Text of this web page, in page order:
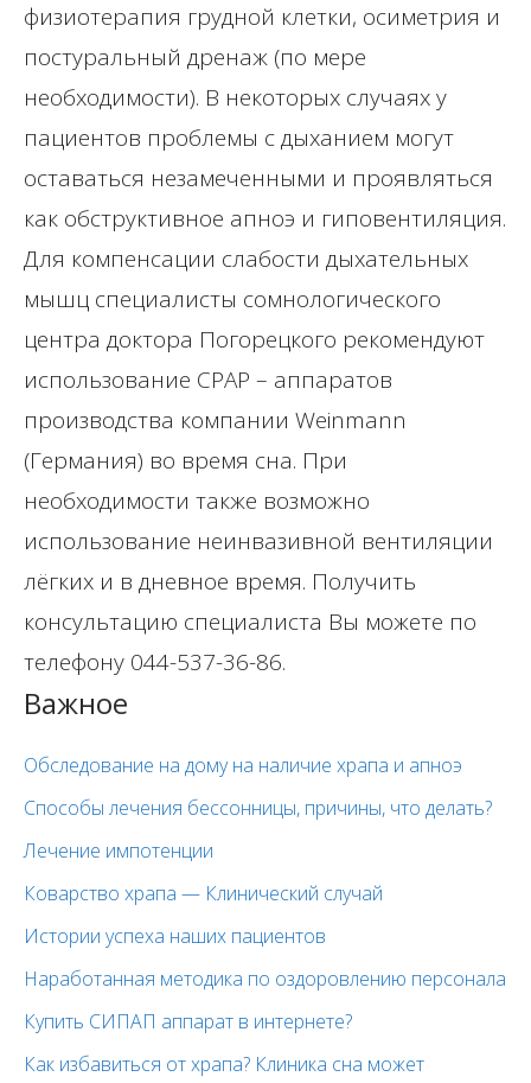
физиотерапия грудной клетки, осиметрия и
постуральный дренаж (по мере
необходимости). В некоторых случаях у
пациентов проблемы с дыханием могут
оставаться незамеченными и проявляться
как обструктивное апноэ и гиповентиляция.
Для компенсации слабости дыхательных
мышц специалисты сомнологического
центра доктора Погорецкого рекомендуют
использование СРАР – аппаратов
производства компании Weinmann
(Германия) во время сна. При
необходимости также возможно
использование неинвазивной вентиляции
лёгких и в дневное время. Получить
консультацию специалиста Вы можете по
телефону 044-537-36-86.
Важное
Обследование на дому на наличие храпа и апноэ
Способы лечения бессонницы, причины, что делать?
Лечение импотенции
Коварство храпа — Клинический случай
Истории успеха наших пациентов
Наработанная методика по оздоровлению персонала
Купить СИПАП аппарат в интернете?
Как избавиться от храпа? Клиника сна может